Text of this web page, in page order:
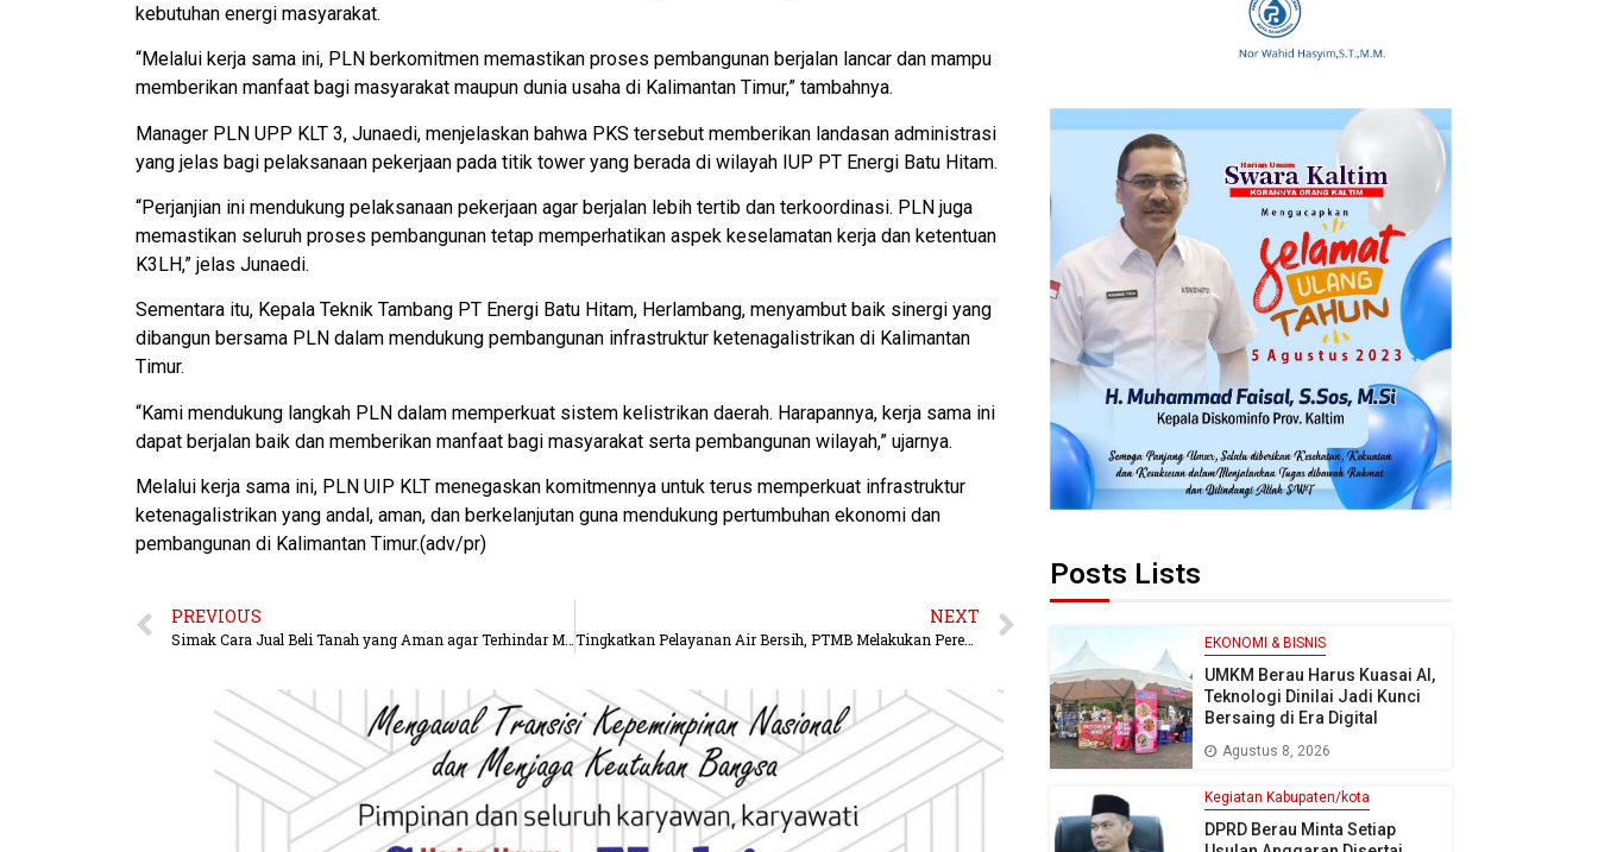
kebutuhan energi masyarakat.
“Melalui kerja sama ini, PLN berkomitmen memastikan proses pembangunan berjalan lancar dan mampu
memberikan manfaat bagi masyarakat maupun dunia usaha di Kalimantan Timur,” tambahnya.
Manager PLN UPP KLT 3, Junaedi, menjelaskan bahwa PKS tersebut memberikan landasan administrasi
yang jelas bagi pelaksanaan pekerjaan pada titik tower yang berada di wilayah IUP PT Energi Batu Hitam.
“Perjanjian ini mendukung pelaksanaan pekerjaan agar berjalan lebih tertib dan terkoordinasi. PLN juga
memastikan seluruh proses pembangunan tetap memperhatikan aspek keselamatan kerja dan ketentuan
K3LH,” jelas Junaedi.
Sementara itu, Kepala Teknik Tambang PT Energi Batu Hitam, Herlambang, menyambut baik sinergi yang
dibangun bersama PLN dalam mendukung pembangunan infrastruktur ketenagalistrikan di Kalimantan
Timur.
“Kami mendukung langkah PLN dalam memperkuat sistem kelistrikan daerah. Harapannya, kerja sama ini
dapat berjalan baik dan memberikan manfaat bagi masyarakat serta pembangunan wilayah,” ujarnya.
Melalui kerja sama ini, PLN UIP KLT menegaskan komitmennya untuk terus memperkuat infrastruktur
ketenagalistrikan yang andal, aman, dan berkelanjutan guna mendukung pertumbuhan ekonomi dan
pembangunan di Kalimantan Timur.(adv/pr)
PREVIOUS NEXT
Posts Lists
EKONOMI & BISNIS
UMKM Berau Harus Kuasai AI,
Teknologi Dinilai Jadi Kunci
Bersaing di Era Digital
Agustus 8, 2026
Kegiatan Kabupaten/kota
DPRD Berau Minta Setiap